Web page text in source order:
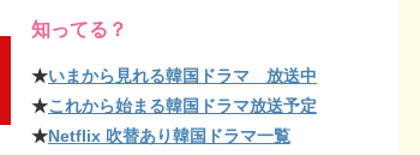
知ってる？
★いまから見れる韓国ドラマ 放送中
★これから始まる韓国ドラマ放送予定
★Netflix 吹替あり韓国ドラマ一覧